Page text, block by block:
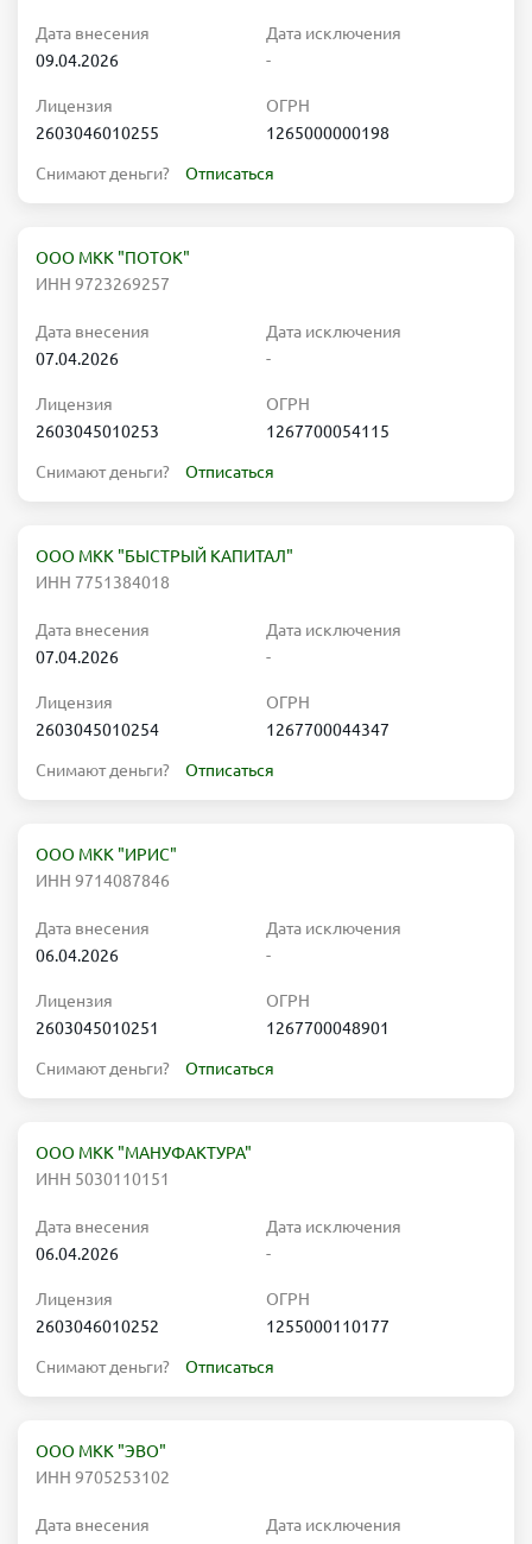
Дата внесения
09.04.2026
Дата исключения
-
Лицензия
2603046010255
ОГРН
1265000000198
Снимают деньги? Отписаться
ООО МКК "ПОТОК"
ИНН 9723269257
Дата внесения
07.04.2026
Дата исключения
-
Лицензия
2603045010253
ОГРН
1267700054115
Снимают деньги? Отписаться
ООО МКК "БЫСТРЫЙ КАПИТАЛ"
ИНН 7751384018
Дата внесения
07.04.2026
Дата исключения
-
Лицензия
2603045010254
ОГРН
1267700044347
Снимают деньги? Отписаться
ООО МКК "ИРИС"
ИНН 9714087846
Дата внесения
06.04.2026
Дата исключения
-
Лицензия
2603045010251
ОГРН
1267700048901
Снимают деньги? Отписаться
ООО МКК "МАНУФАКТУРА"
ИНН 5030110151
Дата внесения
06.04.2026
Дата исключения
-
Лицензия
2603046010252
ОГРН
1255000110177
Снимают деньги? Отписаться
ООО МКК "ЭВО"
ИНН 9705253102
Дата внесения
Дата исключения